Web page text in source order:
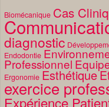
Biomécanique Cas
diagnostic
Endodontie
Professionnel
Ergonomie Esthétique
exercice
Expérience